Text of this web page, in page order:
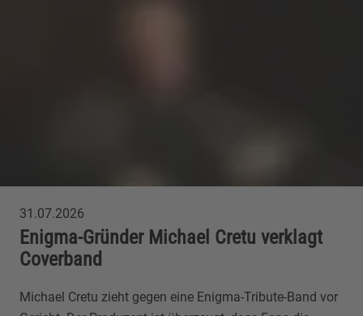
31.07.2026
Enigma-Gründer Michael Cretu verklagt
Coverband
Michael Cretu zieht gegen eine Enigma-Tribute-Band vor